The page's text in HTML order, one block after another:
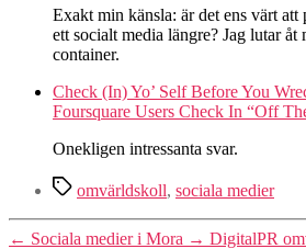
Exakt min känsla: är det ens värt att
ett socialt media längre? Jag lutar åt
container.
Check (In) Yo’ Self Before You
Foursquare Users Check In “Off
Onekligen intressanta svar.
Etiketter
omvärldskoll, sociala medier
← Sociala medier i Mora → DigitalPR